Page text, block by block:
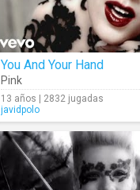
You And Your Hand
Pink
13 años | 2832 jugadas
javidpolo